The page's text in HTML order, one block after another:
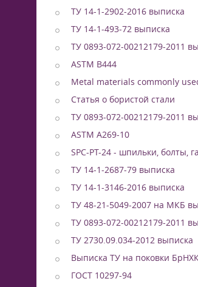
ТУ 14-1-2902-2016 выписка
ТУ 14-1-493-72 выписка
ТУ 0893-072-00212179-2011
ASTM B444
Metal materials commonly
Статья о бористой стали
ТУ 0893-072-00212179-2011
ASTM A269-10
SPC-PT-24 - шпильки, болты,
ТУ 14-1-2687-79 выписка
ТУ 14-1-3146-2016 выписка
ТУ 48-21-5049-2007 на МКБ
ТУ 0893-072-00212179-2011
ТУ 2730.09.034-2012 выписка
Выписка ТУ на поковки
ГОСТ 10297-94